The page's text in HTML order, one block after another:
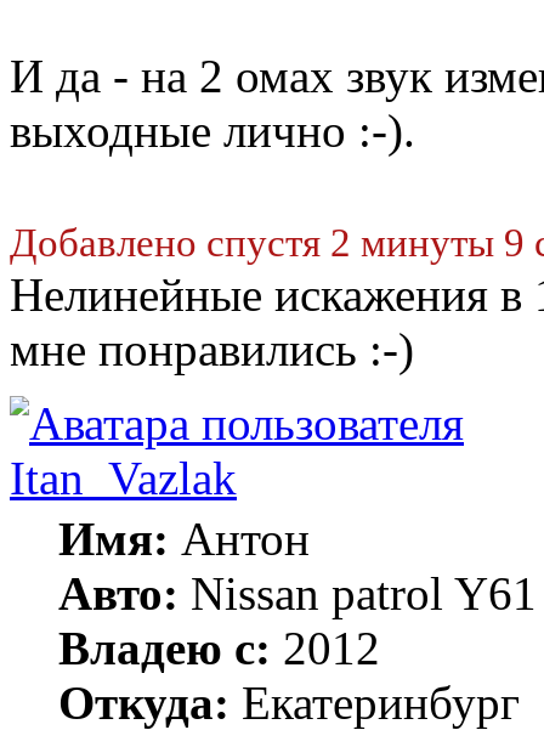
И да - на 2 омах звук
выходные лично :-).
Добавлено спустя 2 минуты 9
Нелинейные искажения в
мне понравились :-)
Itan_Vazlak
Имя: Антон
Авто: Nissan patrol
Владею с: 2012
Откуда: Екатеринбург